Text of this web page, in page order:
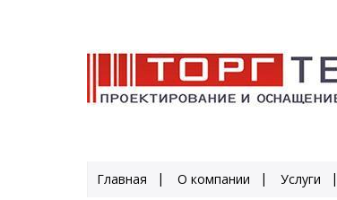
Главная О компании Услуги